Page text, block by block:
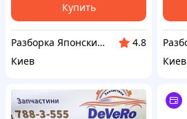
Купить
Разборка Японских Автомобилей Автоджапан "AutoJapan"
4.8
Киев
Киев